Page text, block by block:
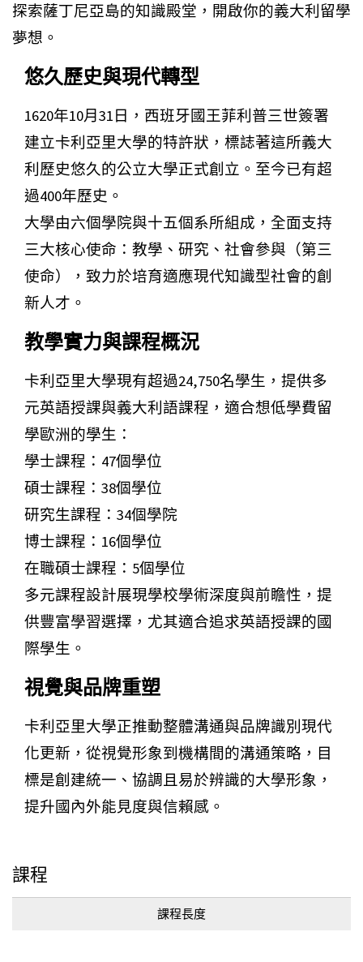
探索薩丁尼亞島的知識殿堂，開啟你的義大利留學
夢想。
悠久歷史與現代轉型
1620年10月31日，西班牙國王菲利普三世簽署
建立卡利亞里大學的特許狀，標誌著這所義大
利歷史悠久的公立大學正式創立。至今已有超
過400年歷史。
大學由六個學院與十五個系所組成，全面支持
三大核心使命：教學、研究、社會參與（第三
使命），致力於培育適應現代知識型社會的創
新人才。
教學實力與課程概況
卡利亞里大學現有超過24,750名學生，提供多
元英語授課與義大利語課程，適合想低學費留
學歐洲的學生：
學士課程：47個學位
碩士課程：38個學位
研究生課程：34個學院
博士課程：16個學位
在職碩士課程：5個學位
多元課程設計展現學校學術深度與前瞻性，提
供豐富學習選擇，尤其適合追求英語授課的國
際學生。
視覺與品牌重塑
卡利亞里大學正推動整體溝通與品牌識別現代
化更新，從視覺形象到機構間的溝通策略，目
標是創建統一、協調且易於辨識的大學形象，
提升國內外能見度與信賴感。
課程
課程長度